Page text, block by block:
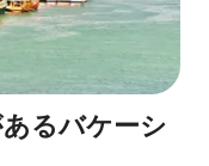
るバケーシ